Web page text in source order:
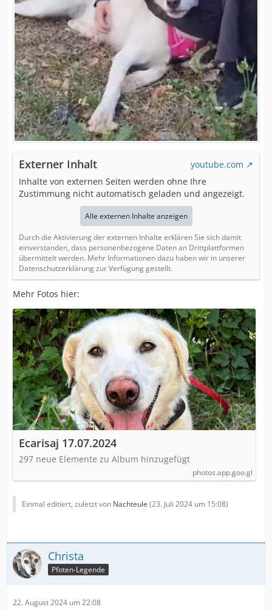
Externer Inhalt
youtube.com
Inhalte von externen Seiten werden ohne Ihre
Zustimmung nicht automatisch geladen und angezeigt.
Alle externen Inhalte anzeigen
Durch die Aktivierung der externen Inhalte erklären Sie sich damit
einverstanden, dass personenbezogene Daten an Drittplattformen
übermittelt werden. Mehr Informationen dazu haben wir in unserer
Datenschutzerklärung zur Verfügung gestellt.
Mehr Fotos hier:
Ecarisaj 17.07.2024
297 neue Elemente zu Album hinzugefügt
photos.app.goo.gl
Einmal editiert, zuletzt von Nachteule (23. Juli 2024 um 15:08)
Christa
Pfoten-Legende
22. August 2024 um 22:08